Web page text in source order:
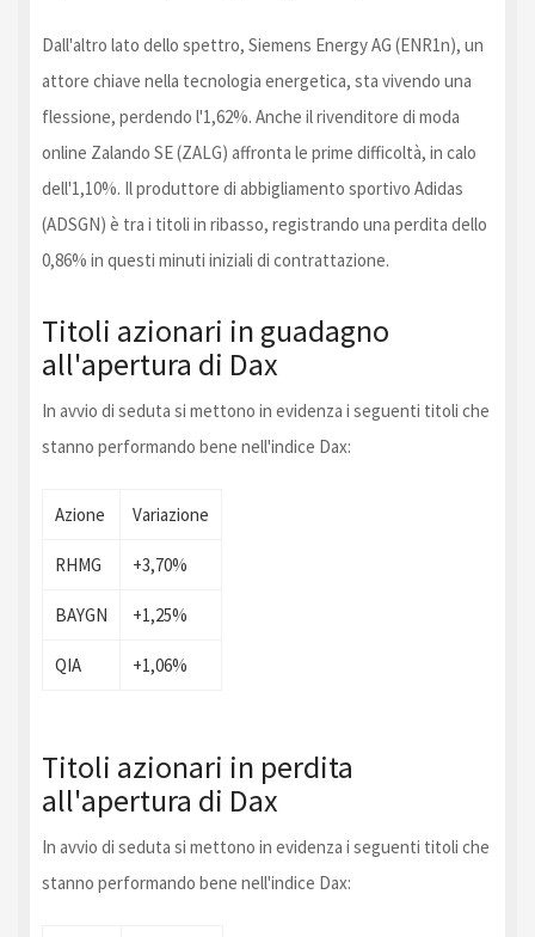
Dall'altro lato dello spettro, Siemens Energy AG (ENR1n), un
attore chiave nella tecnologia energetica, sta vivendo una
flessione, perdendo l'1,62%. Anche il rivenditore di moda
online Zalando SE (ZALG) affronta le prime difficoltà, in calo
dell'1,10%. Il produttore di abbigliamento sportivo Adidas
(ADSGN) è tra i titoli in ribasso, registrando una perdita dello
0,86% in questi minuti iniziali di contrattazione.
Titoli azionari in guadagno
all'apertura di Dax
In avvio di seduta si mettono in evidenza i seguenti titoli che
stanno performando bene nell'indice Dax:
Azione Variazione
RHMG +3,70%
BAYGN +1,25%
QIA +1,06%
Titoli azionari in perdita
all'apertura di Dax
In avvio di seduta si mettono in evidenza i seguenti titoli che
stanno performando bene nell'indice Dax: